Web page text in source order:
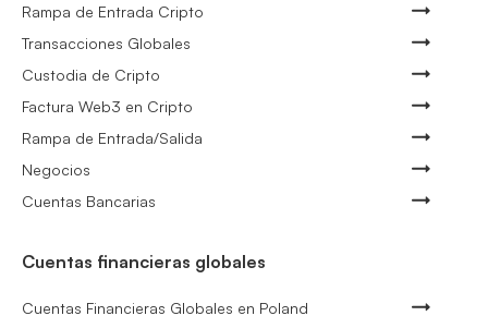
Rampa de Entrada Cripto
Transacciones Globales
Custodia de Cripto
Factura Web3 en Cripto
Rampa de Entrada/Salida
Negocios
Cuentas Bancarias
Cuentas financieras globales
Cuentas Financieras Globales en Poland